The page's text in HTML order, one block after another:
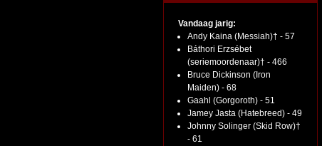
Vandaag jarig:
Andy Kaina (Messiah)† - 57
Báthori Erzsébet
(seriemoordenaar)† - 466
Bruce Dickinson (Iron
Maiden) - 68
Gaahl (Gorgoroth) - 51
Jamey Jasta (Hatebreed) - 49
Johnny Solinger (Skid Row)†
- 61